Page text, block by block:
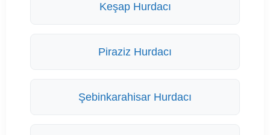
Keşap Hurdacı
Piraziz Hurdacı
Şebinkarahisar Hurdacı